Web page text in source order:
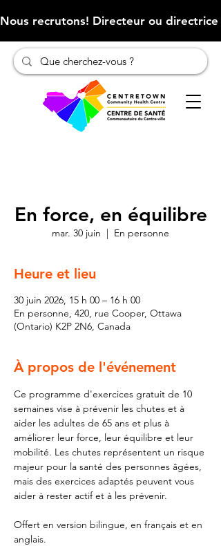
Nous recrutons! Directeur ou
En force, en équilibre
mar. 30 juin
  |
En personne
Heure et lieu
30 juin 2026, 15 h 00 – 16 h 00
En personne, 420, rue Cooper, Ottawa
(Ontario) K2P 2N6, Canada
À propos de l'événement
Ce programme d'exercices gratuit de 10
semaines vise à prévenir les chutes et à
aider les adultes de 65 ans et plus à
améliorer leur force, leur équilibre et leur
mobilité. Les chutes représentent un risque
majeur pour la santé des personnes âgées,
mais des exercices adaptés peuvent vous
aider à rester actif et à les prévenir.
Offert en version bilingue, en français et en
anglais.